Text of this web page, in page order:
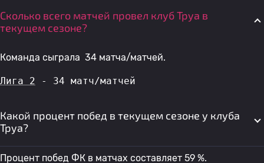
Сколько всего матчей провел клуб Труа в
текущем сезоне?
Команда сыграла 34 матча/матчей.
Лига 2 - 34 матч/матчей
Какой процент побед в текущем сезоне у клуба
Труа?
Процент побед ФК в матчах составляет 59 %.